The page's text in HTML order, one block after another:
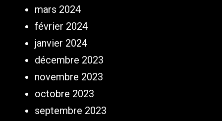
mars 2024
février 2024
janvier 2024
décembre 2023
novembre 2023
octobre 2023
septembre 2023